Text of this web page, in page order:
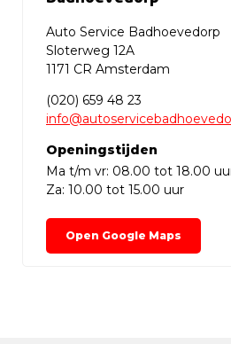
Auto Service Badhoevedorp
Sloterweg 12A
1171 CR Amsterdam
(020) 659 48 23
Openingstijden
Ma t/m vr: 08.00 tot 18.00
Za: 10.00 tot 15.00 uur
Open Google Maps